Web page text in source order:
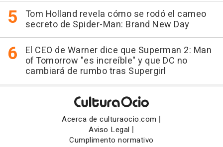
Tom Holland revela cómo se rodó el cameo
secreto de Spider-Man: Brand New Day
El CEO de Warner dice que Superman 2: Man
of Tomorrow "es increíble" y que DC no
cambiará de rumbo tras Supergirl
Acerca de culturaocio.com |
Aviso Legal |
Cumplimento normativo